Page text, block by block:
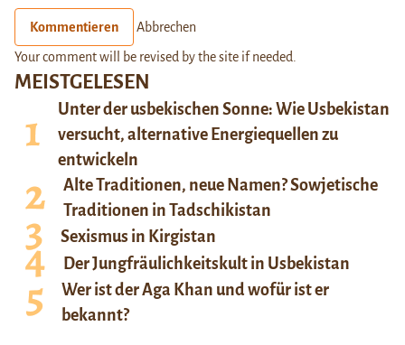
MEISTGELESEN
Unter der usbekischen Sonne: Wie Usbekistan
versucht, alternative Energiequellen zu
entwickeln
Alte Traditionen, neue Namen? Sowjetische
Traditionen in Tadschikistan
Sexismus in Kirgistan
Der Jungfräulichkeitskult in Usbekistan
Wer ist der Aga Khan und wofür ist er
bekannt?
Kommentieren Abbrechen
Your comment will be revised by the site if needed.